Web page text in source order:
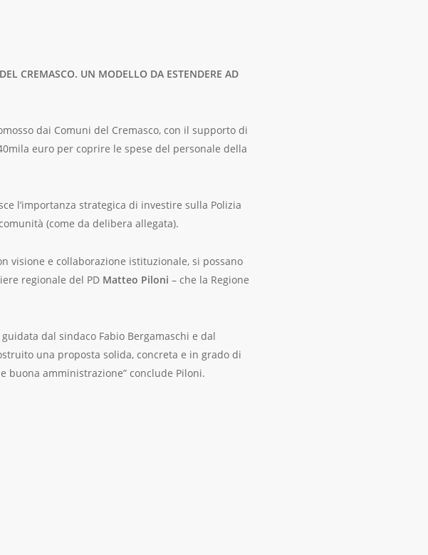
CREMASCO. UN MODELLO DA ESTENDERE AD
dai Comuni del Cremasco, con il supporto di
euro per coprire le spese del personale della
l’importanza strategica di investire sulla Polizia
(come da delibera allegata).
visione e collaborazione istituzionale, si possano
regionale del PD Matteo Piloni – che la Regione
dal sindaco Fabio Bergamaschi e dal
una proposta solida, concreta e in grado di
buona amministrazione” conclude Piloni.